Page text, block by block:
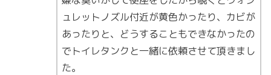
ュレットノズル付近が黄色かったり、カビが
あったりと、どうすることもできなかったの
でトイレタンクと一緒に依頼させて頂きまし
た。